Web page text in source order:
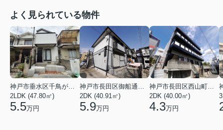
よく見られている物件
2LDK (47.80㎡)
5.5万円
2DK (40.91㎡)
5.9万円
2DK (40.00㎡)
4.3万円